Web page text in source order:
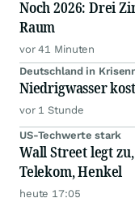
Noch 2026: Drei
Raum
vor 41 Minuten
Deutschland in
Niedrigwasser
vor 1 Stunde
US-Techwerte stark
Wall Street legt
Telekom, Henkel
heute 17:05